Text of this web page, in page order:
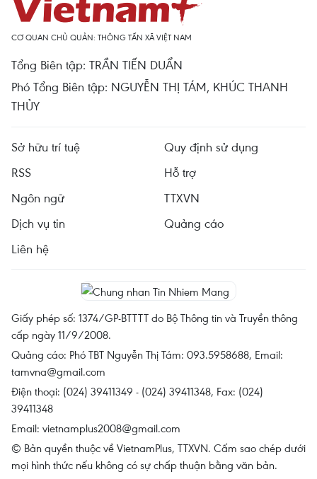
CƠ QUAN CHỦ QUẢN: THÔNG TẤN XÃ VIỆT NAM
Tổng Biên tập: TRẦN TIẾN DUẨN
Phó Tổng Biên tập: NGUYỄN THỊ TÁM, KHÚC THANH
THỦY
Sở hữu trí tuệ
Quy định sử dụng
RSS
Hỗ trợ
Ngôn ngữ
TTXVN
Dịch vụ tin
Quảng cáo
Liên hệ
Giấy phép số: 1374/GP-BTTTT do Bộ Thông tin và Truyền thông
cấp ngày 11/9/2008.
Quảng cáo: Phó TBT Nguyễn Thị Tám: 093.5958688, Email:
tamvna@gmail.com
Điện thoại: (024) 39411349 - (024) 39411348, Fax: (024)
39411348
Email: vietnamplus2008@gmail.com
© Bản quyền thuộc về VietnamPlus, TTXVN. Cấm sao chép dưới
mọi hình thức nếu không có sự chấp thuận bằng văn bản.